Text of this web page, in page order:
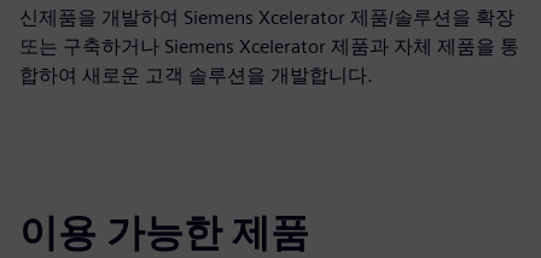
신제품을 개발하여 Siemens Xcelerator 제품/솔루션을 확장
또는 구축하거나 Siemens Xcelerator 제품과 자체 제품을 통
합하여 새로운 고객 솔루션을 개발합니다.
이용 가능한 제품